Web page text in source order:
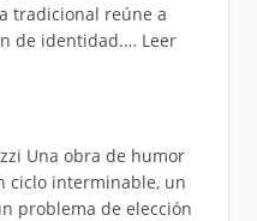
tradicional reúne a
de identidad.… Leer
Una obra de humor
ciclo interminable, un
problema de elección